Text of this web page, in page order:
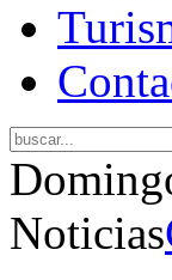
Noticias